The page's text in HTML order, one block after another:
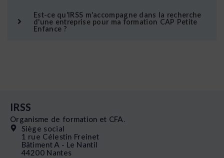
Est-ce qu'IRSS m'accompagne dans la recherche
d'une entreprise pour ma formation CAP Petite
Enfance ?
IRSS
Organisme de formation et CFA.
Siège social
1 rue Célestin Freinet
Bâtiment A - Le Nantil
44200 Nantes